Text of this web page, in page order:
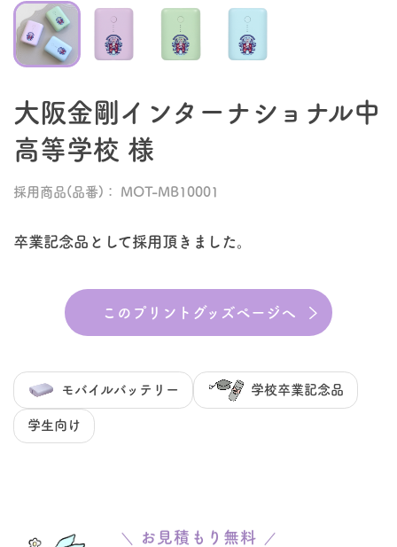
大阪金剛インターナショナル中
高等学校 様
採用商品(品番)： MOT-MB10001
卒業記念品として採用頂きました。
このプリントグッズページへ
モバイルバッテリー 学校卒業記念品
学生向け
お見積もり無料